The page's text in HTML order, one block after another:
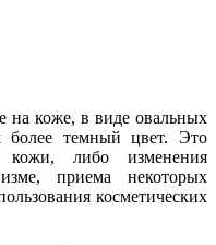
на коже, в виде овальных
более темный цвет. Это
кожи, либо изменения
приема некоторых
косметических